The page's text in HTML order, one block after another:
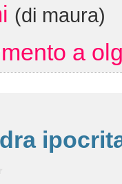
(di maura)
a